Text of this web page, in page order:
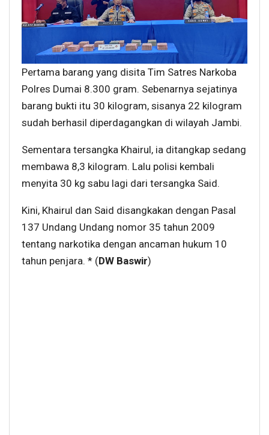
Pertama barang yang disita Tim Satres Narkoba
Polres Dumai 8.300 gram. Sebenarnya sejatinya
barang bukti itu 30 kilogram, sisanya 22 kilogram
sudah berhasil diperdagangkan di wilayah Jambi.
Sementara tersangka Khairul, ia ditangkap sedang
membawa 8,3 kilogram. Lalu polisi kembali
menyita 30 kg sabu lagi dari tersangka Said.
Kini, Khairul dan Said disangkakan dengan Pasal
137 Undang Undang nomor 35 tahun 2009
tentang narkotika dengan ancaman hukum 10
tahun penjara. * (DW Baswir)